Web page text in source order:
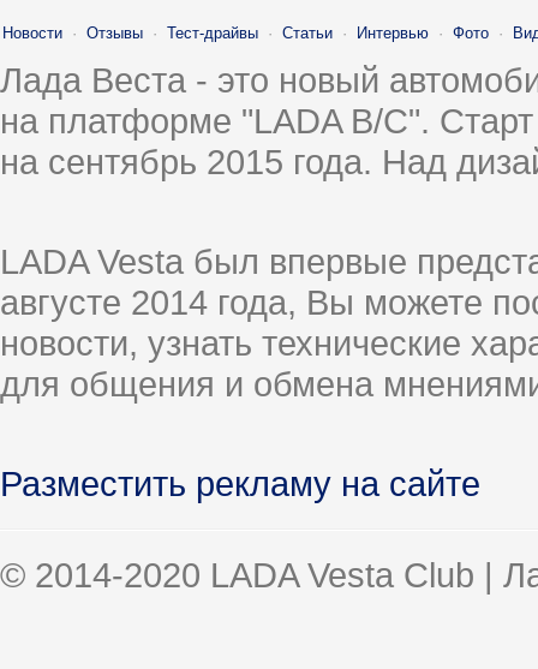
Новости · Отзывы · Тест-драйвы · Статьи · Интервью · Фото ·
Лада Веста - это новый
на платформе "LADA B/C".
на сентябрь 2015 года. Над
LADA Vesta был впервые
августе 2014 года, Вы можете
новости, узнать технические
для общения и обмена
Разместить рекламу на сайте
© 2014-2020 LADA Vesta Club |